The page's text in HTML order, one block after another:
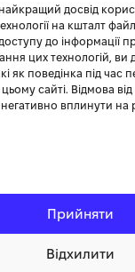
досвід
на кшталт
до інформації
цих технологій, ви
як поведінка під час
сайті. Відмова від
вплинути на
Прийняти
Відхилити
KOSA У
вул.
08:00–20:00 📞